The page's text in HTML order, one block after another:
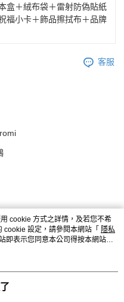
盒＋絨布袋＋雷射防偽貼紙
福小卡＋飾品擦拭布＋品牌
客服
cookie 方式之詳情，及若您不希
cookie 設定，請參閱本網站「 隱私
即表示您同意本公司得按本網站使